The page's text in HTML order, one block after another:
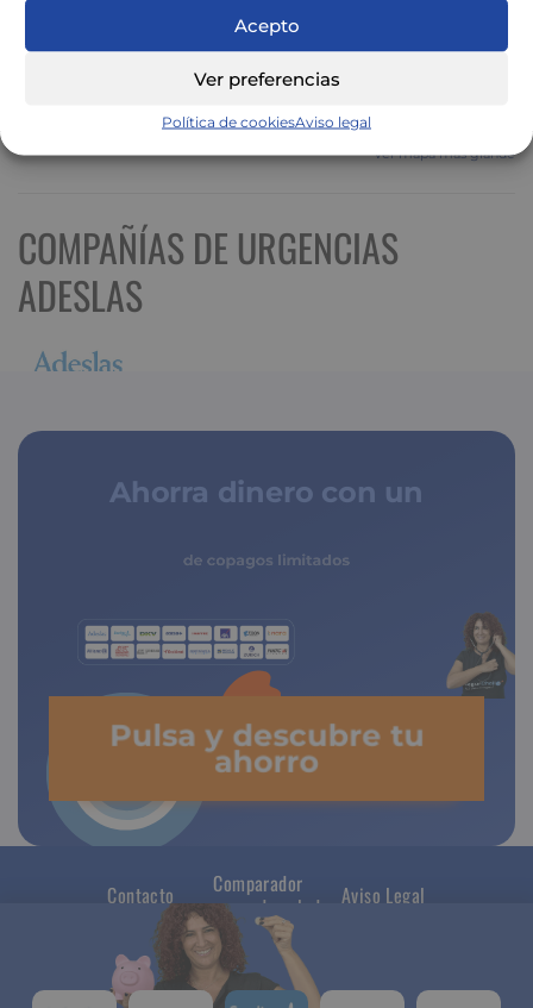
Acepto
Ver preferencias
Política de cookiesAviso legal
Ver mapa más grande
COMPAÑÍAS DE URGENCIAS
ADESLAS
Ahorra dinero con un
de copagos limitados
Pulsa y descubre tu
ahorro
Contacto
Comparador
seguros de salud
Aviso Legal